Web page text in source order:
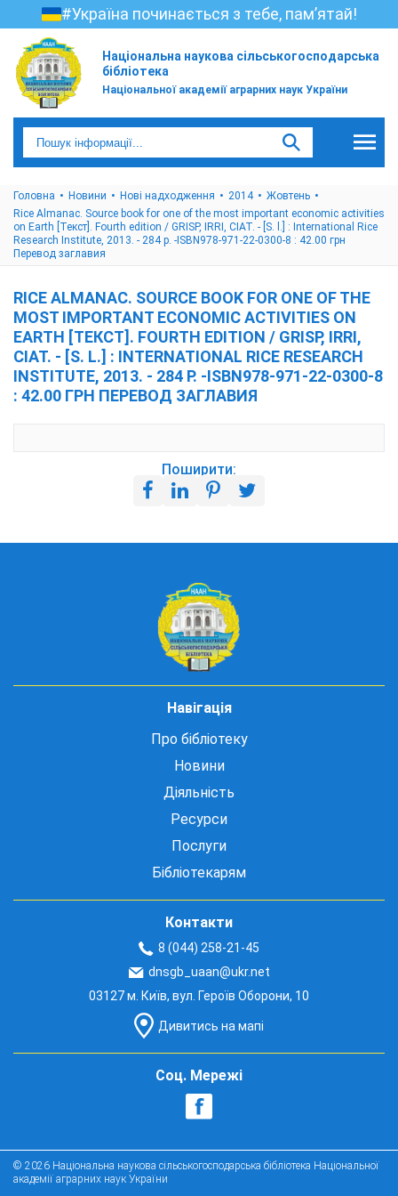
#Україна починається з тебе, пам’ятай!
Національна наукова сільськогосподарська
бібліотека
Національної академії аграрних наук України
Головна Новини Нові надходження 2014
Жовтень
Rice Almanac. Source book for one of the most important economic activities
on Earth [Текст]. Fourth edition / GRISP, IRRI, CIAT. - [S. l.] : International Rice
Research Institute, 2013. - 284 p. -ISBN978-971-22-0300-8 : 42.00 грн
Перевод заглавия
RICE ALMANAC. SOURCE BOOK FOR ONE OF THE
MOST IMPORTANT ECONOMIC ACTIVITIES ON
EARTH [ТЕКСТ]. FOURTH EDITION / GRISP, IRRI,
CIAT. - [S. L.] : INTERNATIONAL RICE RESEARCH
INSTITUTE, 2013. - 284 P. -ISBN978-971-22-0300-8
: 42.00 ГРН ПЕРЕВОД ЗАГЛАВИЯ
Поширити:
Навігація
Про бібліотеку
Новини
Діяльність
Ресурси
Послуги
Бібліотекарям
Контакти
8 (044) 258-21-45
dnsgb_uaan@ukr.net
03127 м. Київ, вул. Героїв Оборони, 10
Дивитись на мапі
Соц. Мережі
© 2026 Національна наукова сільськогосподарська бібліотека Національної
академії аграрних наук України